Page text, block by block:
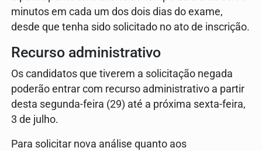
minutos em cada um dos dois dias do exame,
desde que tenha sido solicitado no ato de inscrição.
Recurso administrativo
Os candidatos que tiverem a solicitação negada
poderão entrar com recurso administrativo a partir
desta segunda-feira (29) até a próxima sexta-feira,
3 de julho.
Para solicitar nova análise quanto aos